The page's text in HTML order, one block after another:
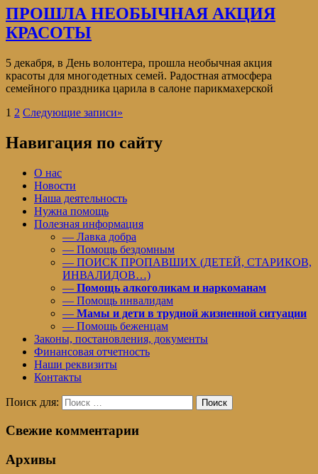
ПРОШЛА НЕОБЫЧНАЯ АКЦИЯ
КРАСОТЫ
5 декабря, в День волонтера, прошла необычная акция
красоты для многодетных семей. Радостная атмосфера
семейного праздника царила в салоне парикмахерской
1 2 Следующие записи»
Навигация по сайту
О нас
Новости
Наша деятельность
Нужна помощь
Полезная информация
— Лавка добра
— Помощь бездомным
— ПОИСК ПРОПАВШИХ (ДЕТЕЙ, СТАРИКОВ,
ИНВАЛИДОВ…)
— Помощь алкоголикам и наркоманам
— Помощь инвалидам
— Мамы и дети в трудной жизненной ситуации
— Помощь беженцам
Законы, постановления, документы
Финансовая отчетность
Наши реквизиты
Контакты
Поиск для: Поиск
Свежие комментарии
Архивы